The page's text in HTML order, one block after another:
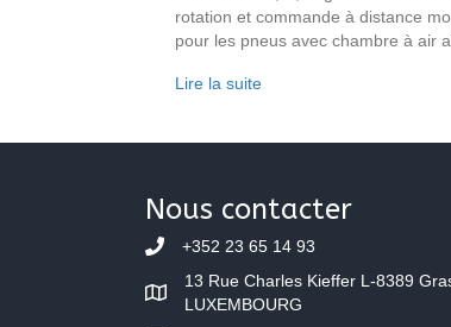
rotation et commande à distance
pour les pneus avec chambre à air
Lire la suite
Nous contacter
+352 23 65 14 93
13 Rue Charles Kieffer L-8389
LUXEMBOURG